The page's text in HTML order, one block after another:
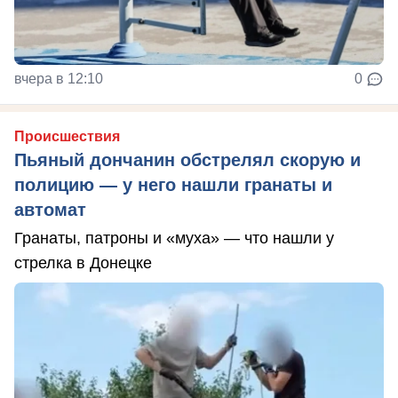
вчера в 12:10 0
Происшествия
Пьяный дончанин обстрелял скорую и
полицию — у него нашли гранаты и
автомат
Гранаты, патроны и «муха» — что нашли у
стрелка в Донецке